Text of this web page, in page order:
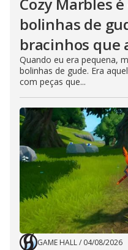
bolinhas de
bracinhos que
Quando eu era pequena,
bolinhas de gude. Era
com peças que...
GAME HALL/ 04/08/2026